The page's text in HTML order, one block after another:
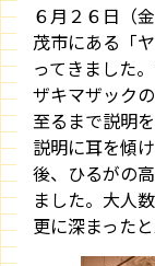
６月２６日（
茂市にある「
ってきました
ザキマザック
至るまで説明
説明に耳を傾
後、ひるがの
ました。大人
更に深まったと